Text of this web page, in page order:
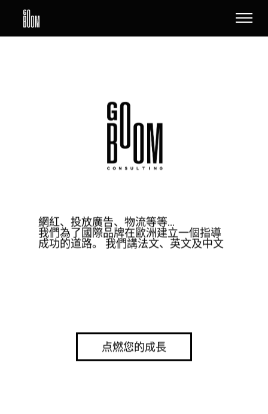
網紅 投放廣告 物流等等
我們為了國際品牌在歐洲建立一個指導
成功的道路。 我們講法文、英文及中文
点燃您的成長